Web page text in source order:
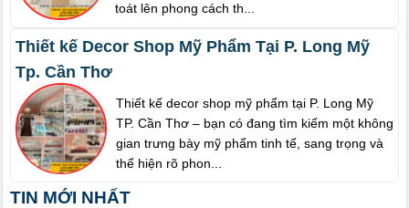
toát lên phong cách th...
Thiết kế Decor Shop Mỹ Phẩm Tại P. Long Mỹ
Tp. Cần Thơ
Thiết kế decor shop mỹ phẩm tại P. Long Mỹ
TP. Cần Thơ – bạn có đang tìm kiếm một không
gian trưng bày mỹ phẩm tinh tế, sang trọng và
thể hiện rõ phon...
TIN MỚI NHẤT